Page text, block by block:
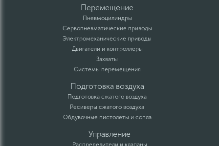
Перемещение
Пневмоцилиндры
Сервопневматические приводы
Электромеханические приводы
Двигатели и контроллеры
Захваты
Системы перемещения
Подготовка воздуха
Подготовка сжатого воздуха
Ресиверы сжатого воздуха
Обдувочные пистолеты и сопла
Управление